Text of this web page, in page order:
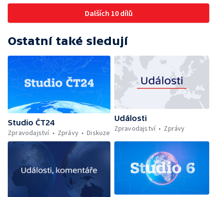
Dalších 10 dílů
Ostatní také sledují
Studio ČT24
Zpravodajství
Zprávy Diskuze
Události
Zpravodajství
Zprávy